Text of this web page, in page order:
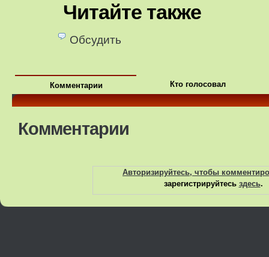
Читайте также
Обсудить
Комментарии Кто голосовал
Комментарии
Авторизируйтесь, чтобы
зарегистрируйтесь здесь.